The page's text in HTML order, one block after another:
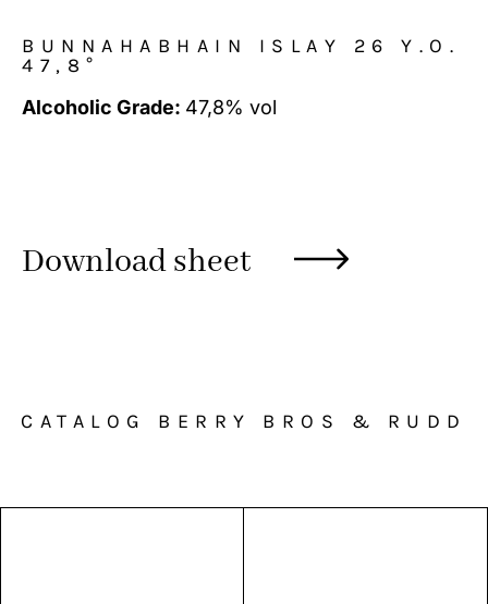
BUNNAHABHAIN ISLAY 26 Y.O.
47,8°
Alcoholic Grade: 47,8% vol
Download sheet
CATALOG BERRY BROS & RUDD